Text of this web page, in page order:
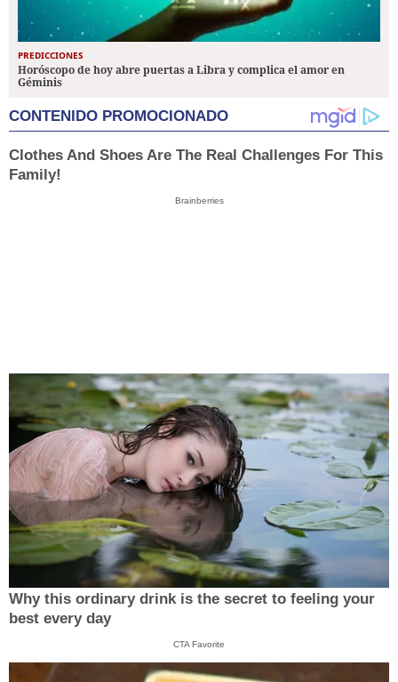
PREDICCIONES
Horóscopo de hoy abre puertas a Libra y complica el amor en
Géminis
CONTENIDO PROMOCIONADO
Clothes And Shoes Are The Real Challenges For This
Family!
Brainberries
Why this ordinary drink is the secret to feeling your
best every day
CTA Favorite